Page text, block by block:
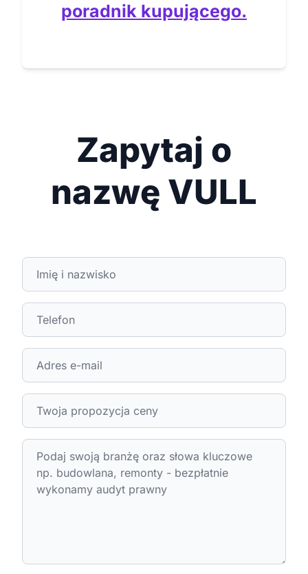
poradnik kupującego.
Zapytaj o
nazwę VULL